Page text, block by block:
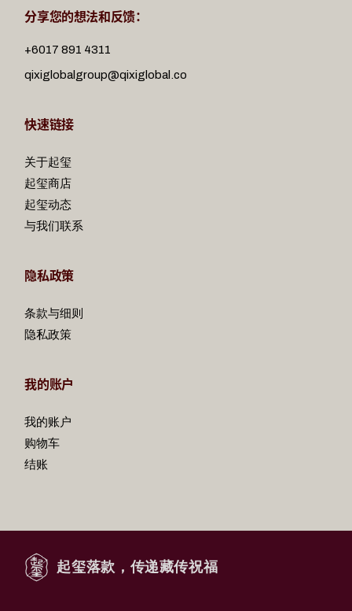
分享您的想法和反馈：
+6017 891 4311
qixiglobalgroup@qixiglobal.co
快速链接
关于起玺
起玺商店
起玺动态
与我们联系
隐私政策
条款与细则
隐私政策
我的账户
我的账户
购物车
结账
起玺落款，传递藏传祝福